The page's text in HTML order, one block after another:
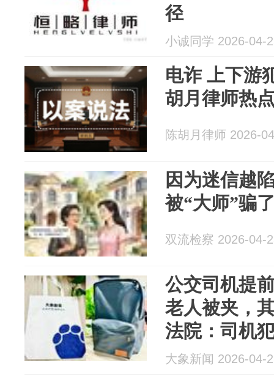
径
小诚同学 2026-04-
电诈 上下游
胡月律师热
陈胡月律师 2026-
因为迷信越
被“大师”骗
双流检察 2026-04-
公交司机提
老人被夹，
法院：司机
一审获缓刑
大象新闻 2026-04-